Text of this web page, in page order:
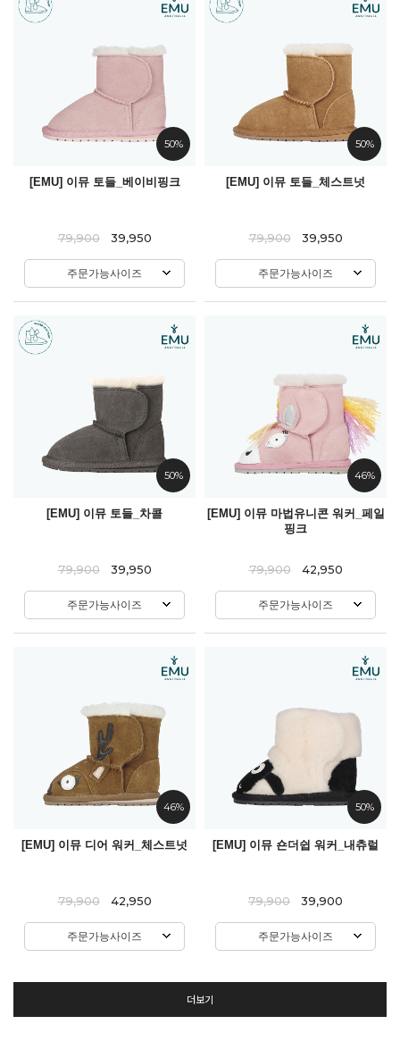
50%
[EMU] 이뮤 토들_베이비핑크
79,900 39,950
주문가능사이즈
50%
[EMU] 이뮤 토들_체스트넛
79,900 39,950
주문가능사이즈
50%
[EMU] 이뮤 토들_차콜
79,900 39,950
주문가능사이즈
46%
[EMU] 이뮤 마법유니콘 워커_페일
핑크
79,900 42,950
주문가능사이즈
46%
[EMU] 이뮤 디어 워커_체스트넛
79,900 42,950
주문가능사이즈
50%
[EMU] 이뮤 숀더쉽 워커_내츄럴
79,900 39,900
주문가능사이즈
더보기